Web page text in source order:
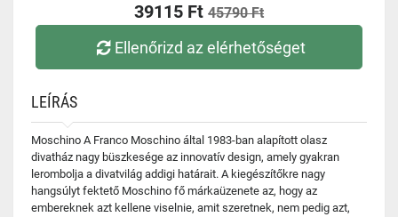
39115 Ft 45790 Ft
Ellenőrizd az elérhetőséget
LEÍRÁS
Moschino A Franco Moschino által 1983-ban alapított olasz
divatház nagy büszkesége az innovatív design, amely gyakran
lerombolja a divatvilág addigi határait. A kiegészítőkre nagy
hangsúlyt fektető Moschino fő márkaüzenete az, hogy az
embereknek azt kellene viselnie, amit szeretnek, nem pedig azt,